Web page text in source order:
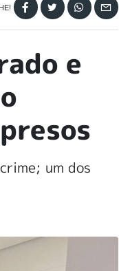
e
um dos